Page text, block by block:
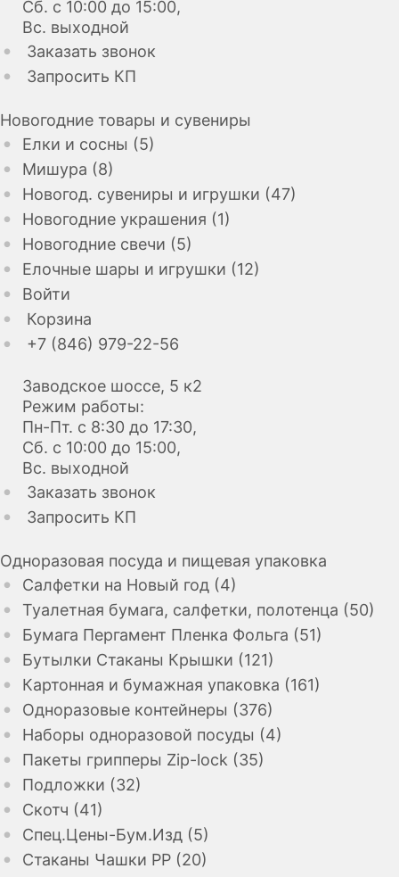
Сб. с 10:00 до 15:00,
Вс. выходной
Заказать звонок
Запросить КП
Новогодние товары и сувениры
Елки и сосны (5)
Мишура (8)
Новогод. сувениры и игрушки (47)
Новогодние украшения (1)
Новогодние свечи (5)
Елочные шары и игрушки (12)
Войти
Корзина
+7 (846) 979-22-56
Заводское шоссе, 5 к2
Режим работы:
Пн-Пт. с 8:30 до 17:30,
Сб. с 10:00 до 15:00,
Вс. выходной
Заказать звонок
Запросить КП
Одноразовая посуда и пищевая упаковка
Салфетки на Новый год (4)
Туалетная бумага, салфетки, полотенца (50)
Бумага Пергамент Пленка Фольга (51)
Бутылки Стаканы Крышки (121)
Картонная и бумажная упаковка (161)
Одноразовые контейнеры (376)
Наборы одноразовой посуды (4)
Пакеты грипперы Zip-lock (35)
Подложки (32)
Скотч (41)
Спец.Цены-Бум.Изд (5)
Стаканы Чашки РР (20)